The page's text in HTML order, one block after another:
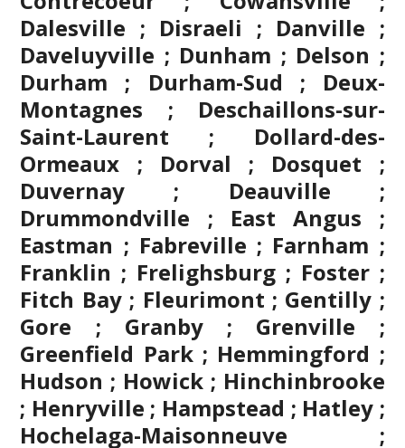
Dalesville ; Disraeli ; Danville ;
Daveluyville ; Dunham ; Delson ;
Durham ; Durham-Sud ; Deux-
Montagnes ; Deschaillons-sur-
Saint-Laurent ; Dollard-des-
Ormeaux ; Dorval ; Dosquet ;
Duvernay ; Deauville ;
Drummondville ; East Angus ;
Eastman ; Fabreville ; Farnham ;
Franklin ; Frelighsburg ; Foster ;
Fitch Bay ; Fleurimont ; Gentilly ;
Gore ; Granby; Grenville ;
Greenfield Park ; Hemmingford ;
Hudson ; Howick ; Hinchinbrooke
; Henryville ; Hampstead ; Hatley ;
Hochelaga-Maisonneuve ;